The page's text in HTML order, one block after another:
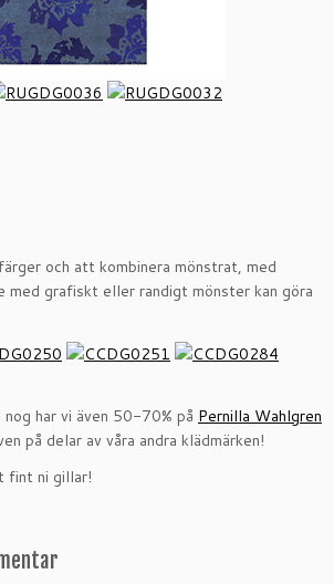
och att kombinera mönstrat, med
med grafiskt eller randigt mönster kan göra
har vi även 50-70% på Pernilla Wahlgren
på delar av våra andra klädmärken!
fint ni gillar!